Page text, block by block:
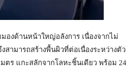
องด้านหน้าใหญ่อลังการ เนื่องจากไม่
ามารถสร้างพื้นผิวที่ต่อเนื่องระหว่างตัว
ตร แกะสลักจากโลหะชิ้นเดียว พร้อม 24